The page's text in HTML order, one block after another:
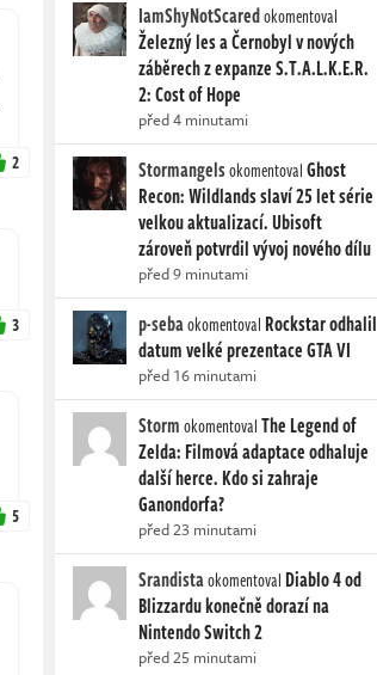
2
3
5
IamShyNotScaredokomentoval
Železný les a Černobyl v nových
záběrech z expanze S.T.A.L.K.E.R.
2: Cost of Hope
před 4 minutami
StormangelsokomentovalGhost
Recon: Wildlands slaví 25 let série
velkou aktualizací. Ubisoft
zároveň potvrdil vývoj nového dílu
před 9 minutami
p-sebaokomentoval Rockstar odhalil
datum velké prezentace GTA VI
před 16 minutami
StormokomentovalThe Legend of
Zelda: Filmová adaptace odhaluje
další herce. Kdo si zahraje
Ganondorfa?
před 23 minutami
Srandistaokomentoval Diablo 4 od
Blizzardu konečně dorazí na
Nintendo Switch 2
před 25 minutami